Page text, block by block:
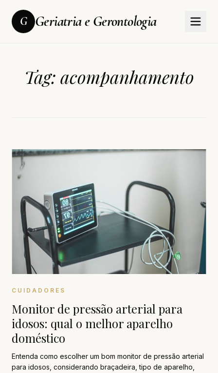
G Geriatria e Gerontologia
Tag: acompanhamento
CUIDADORES
Monitor de pressão arterial para
idosos: qual o melhor aparelho
doméstico
Entenda como escolher um bom monitor de pressão arterial
para idosos, considerando braçadeira, tipo de aparelho,